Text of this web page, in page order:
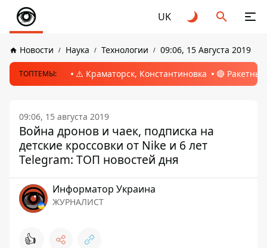
UK
Новости Наука Технологии 09:06, 15 Августа 2019
ТОПТЕМЫ: ⚠️ Краматорск, Константиновка 🔴
09:06, 15 августа 2019
Война дронов и чаек, подписка на
детские кроссовки от Nike и 6 лет
Telegram: ТОП новостей дня
Информатор Украина
ЖУРНАЛИСТ
👍